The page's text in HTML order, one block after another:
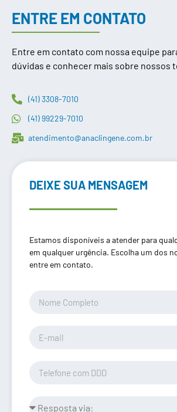
ENTRE EM CONTATO
Entre em contato com nossa equipe
dúvidas e conhecer mais sobre nossos
(41) 3308-7010
(41) 99229-7010
atendimento@anaclingene.com.br
DEIXE SUA MENSAGEM
Estamos disponíveis a atender para
em qualquer urgência. Escolha um dos
entre em contato.